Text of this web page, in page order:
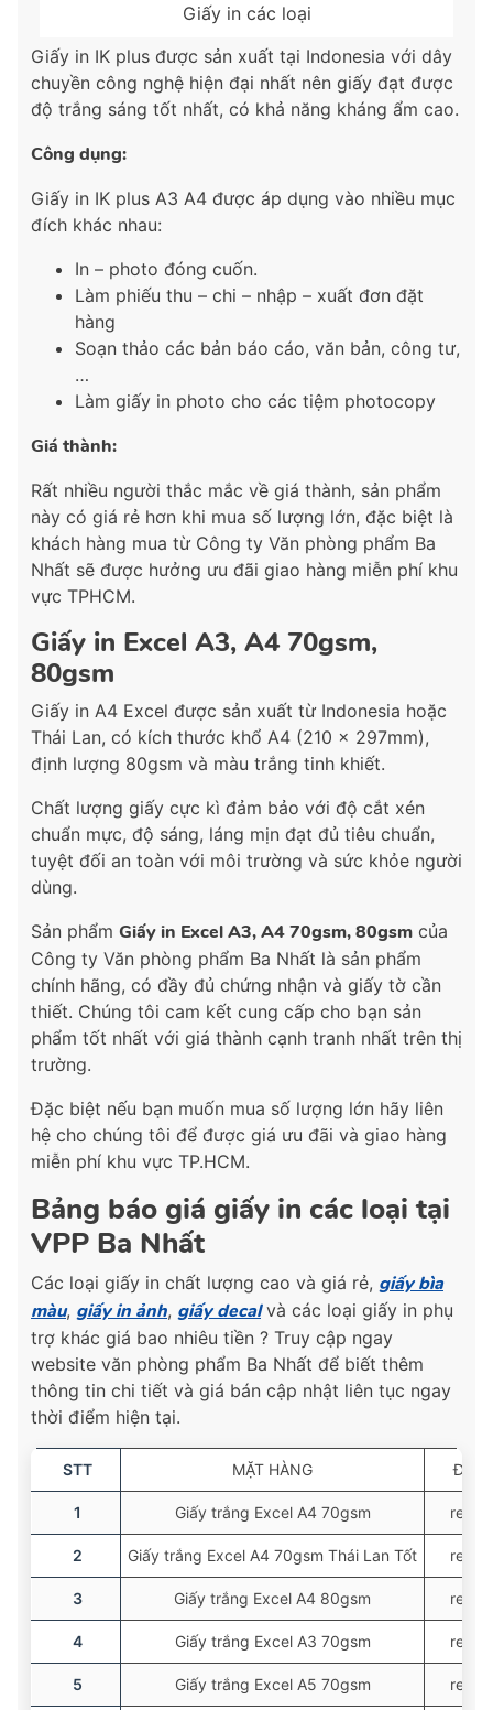
Giấy in các loại
Giấy in IK plus được sản xuất tại Indonesia với dây
chuyền công nghệ hiện đại nhất nên giấy đạt được
độ trắng sáng tốt nhất, có khả năng kháng ẩm cao.
Công dụng:
Giấy in IK plus A3 A4 được áp dụng vào nhiều mục
đích khác nhau:
In – photo đóng cuốn.
Làm phiếu thu – chi – nhập – xuất đơn đặt
hàng
Soạn thảo các bản báo cáo, văn bản, công tư,
…
Làm giấy in photo cho các tiệm photocopy
Giá thành:
Rất nhiều người thắc mắc về giá thành, sản phẩm
này có giá rẻ hơn khi mua số lượng lớn, đặc biệt là
khách hàng mua từ Công ty Văn phòng phẩm Ba
Nhất sẽ được hưởng ưu đãi giao hàng miễn phí khu
vực TPHCM.
Giấy in Excel A3, A4 70gsm,
80gsm
Giấy in A4 Excel được sản xuất từ Indonesia hoặc
Thái Lan, có kích thước khổ A4 (210 x 297mm),
định lượng 80gsm và màu trắng tinh khiết.
Chất lượng giấy cực kì đảm bảo với độ cắt xén
chuẩn mực, độ sáng, láng mịn đạt đủ tiêu chuẩn,
tuyệt đối an toàn với môi trường và sức khỏe người
dùng.
Sản phẩm Giấy in Excel A3, A4 70gsm, 80gsm của
Công ty Văn phòng phẩm Ba Nhất là sản phẩm
chính hãng, có đầy đủ chứng nhận và giấy tờ cần
thiết. Chúng tôi cam kết cung cấp cho bạn sản
phẩm tốt nhất với giá thành cạnh tranh nhất trên thị
trường.
Đặc biệt nếu bạn muốn mua số lượng lớn hãy liên
hệ cho chúng tôi để được giá ưu đãi và giao hàng
miễn phí khu vực TP.HCM.
Bảng báo giá giấy in các loại tại
VPP Ba Nhất
Các loại giấy in chất lượng cao và giá rẻ, giấy bìa
màu, giấy in ảnh, giấy decalvà các loại giấy in phụ
trợ khác giá bao nhiêu tiền ? Truy cập ngay
website văn phòng phẩm Ba Nhất để biết thêm
thông tin chi tiết và giá bán cập nhật liên tục ngay
thời điểm hiện tại.
STT MẶT HÀNG ĐVT
1 Giấy trắng Excel A4 70gsm ream
2 Giấy trắng Excel A4 70gsm Thái Lan Tốt ream
3 Giấy trắng Excel A4 80gsm ream
4 Giấy trắng Excel A3 70gsm ream
5 Giấy trắng Excel A5 70gsm ream